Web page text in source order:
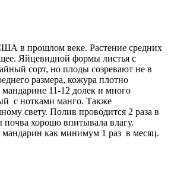
в прошлом веке. Растение средних
Яйцевидной формы листья с
сорт, но плоды созревают не в
размера, кожура плотно
11-12 долек и много
с нотками манго. Также
свету. Полив проводится 2 раза в
хорошо впитывала влагу.
мандарин как минимум 1 раз в месяц.